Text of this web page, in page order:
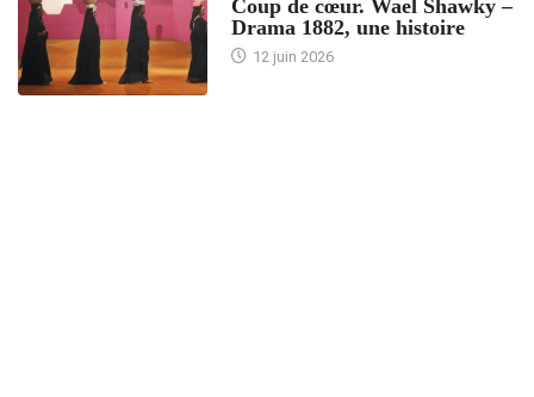
Coup de cœur. Wael Shawky –
Drama 1882, une histoire
12 juin 2026